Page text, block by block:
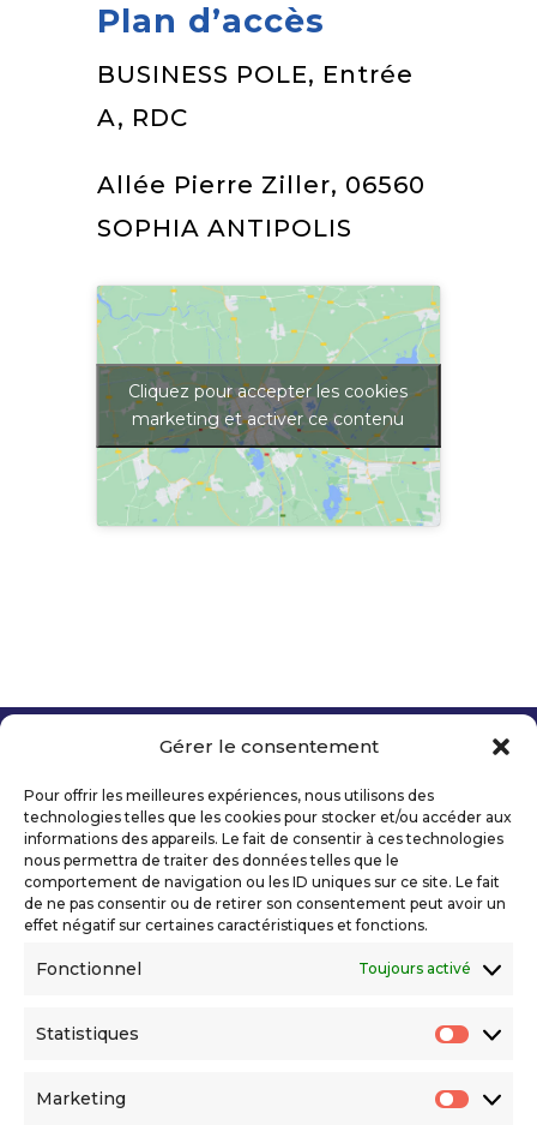
Gérer le consentement
Pour offrir les meilleures expériences, nous utilisons des
technologies telles que les cookies pour stocker et/ou accéder aux
informations des appareils. Le fait de consentir à ces technologies
nous permettra de traiter des données telles que le
comportement de navigation ou les ID uniques sur ce site. Le fait
de ne pas consentir ou de retirer son consentement peut avoir un
effet négatif sur certaines caractéristiques et fonctions.
Fonctionnel Toujours activé
Statistiques
Marketing
Plan d’accès
BUSINESS POLE, Entrée
A, RDC
Allée Pierre Ziller, 06560
SOPHIA ANTIPOLIS
Cliquez pour accepter les cookies
marketing et activer ce contenu
Mentions légales
Politique de confidentialité
Déclaration d’accessibilité numérique
Ils nous soutiennent